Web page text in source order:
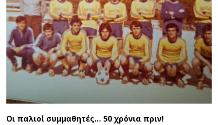
Οι παλιοί συμμαθητές… 50 χρόνια πριν!